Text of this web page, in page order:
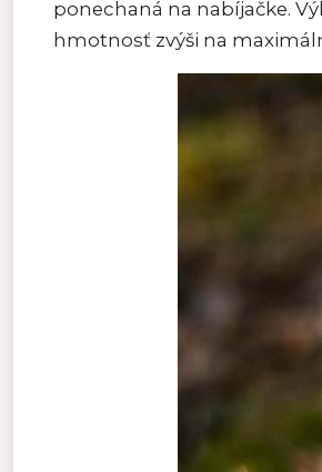
ponechaná na nabíjačke.
hmotnosť zvýši na